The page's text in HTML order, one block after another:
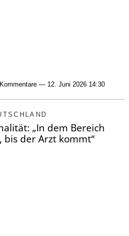
Kommentare — 12. Juni 2026 14:30
„In dem Bereich
der Arzt kommt“